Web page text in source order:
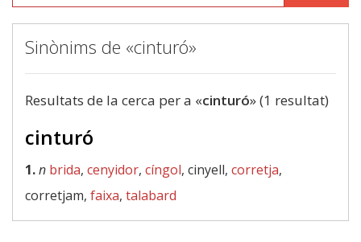
Sinònims de «cinturó»
Resultats de la cerca per a «cinturó» (1 resultat)
cinturó
1.n brida, cenyidor, cíngol, cinyell, corretja,
corretjam, faixa, talabard